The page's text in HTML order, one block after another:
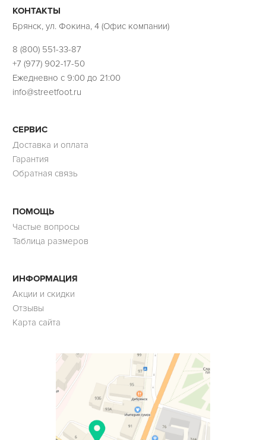
КОНТАКТЫ
Брянск, ул. Фокина, 4 (Офис компании)
8 (800) 551-33-87
+7 (977) 902-17-50
Ежедневно с 9:00 до 21:00
info@streetfoot.ru
СЕРВИС
Доставка и оплата
Гарантия
Обратная связь
ПОМОЩЬ
Частые вопросы
Таблица размеров
ИНФОРМАЦИЯ
Акции и скидки
Отзывы
Карта сайта